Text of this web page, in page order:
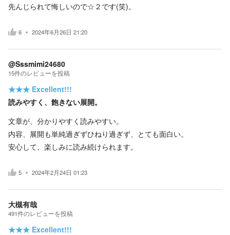
先んじられて悔しいので☆２です(笑)。
6 2024年6月26日 21:20
@Sssmimi24680
15件のレビューを投稿
★★★ Excellent!!!
読みやすく、飽きない展開。
文章が、分かりやすく読みやすい。
内容、展開も単純過ぎずひねり過ぎず、とても面白い。
安心して、楽しみに読み続けられます。
5 2024年2月24日 01:23
大槻有哉
491件のレビューを投稿
★★★ Excellent!!!